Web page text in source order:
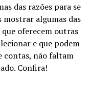
das razões para se
algumas das
oferecem outras
e que podem
contas, não faltam
Confira!